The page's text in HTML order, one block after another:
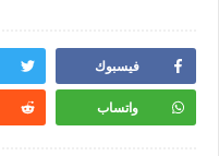
فيسبوك
واتساب